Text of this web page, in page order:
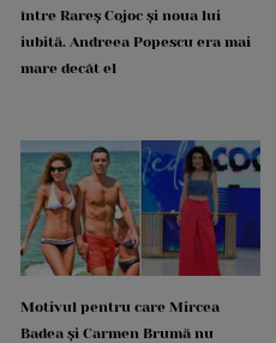
între Rareș Cojoc și noua lui
iubită. Andreea Popescu era mai
mare decât el
Motivul pentru care Mircea
Badea și Carmen Brumă nu